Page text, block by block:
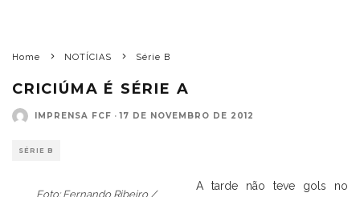
Home NOTÍCIAS Série B
CRICIÚMA É SÉRIE A
IMPRENSA FCF · 17 DE NOVEMBRO DE 2012
SÉRIE B
Foto: Fernando Ribeiro /
A tarde não teve gols no